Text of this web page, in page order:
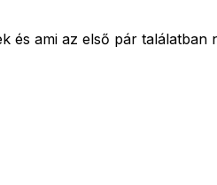
és ami az első pár találatban